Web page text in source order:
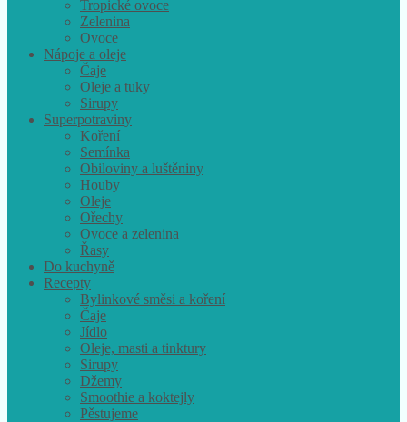
Tropické ovoce
Zelenina
Ovoce
Nápoje a oleje
Čaje
Oleje a tuky
Sirupy
Superpotraviny
Koření
Semínka
Obiloviny a luštěniny
Houby
Oleje
Ořechy
Ovoce a zelenina
Řasy
Do kuchyně
Recepty
Bylinkové směsi a koření
Čaje
Jídlo
Oleje, masti a tinktury
Sirupy
Džemy
Smoothie a koktejly
Pěstujeme